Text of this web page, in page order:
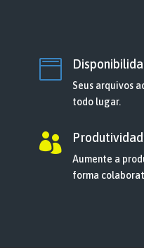

Seus arquivos
todo lugar.

Aumente a
forma